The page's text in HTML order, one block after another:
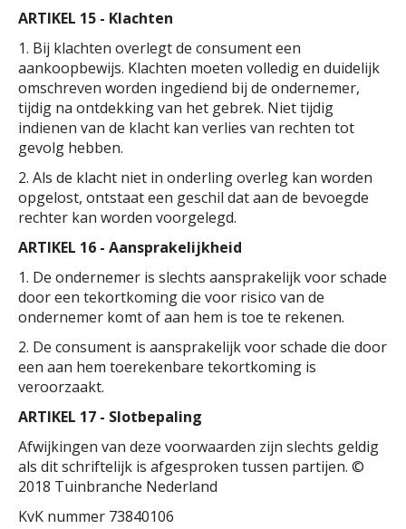
ARTIKEL 15 - Klachten
1. Bij klachten overlegt de consument een
aankoopbewijs. Klachten moeten volledig en duidelijk
omschreven worden ingediend bij de ondernemer,
tijdig na ontdekking van het gebrek. Niet tijdig
indienen van de klacht kan verlies van rechten tot
gevolg hebben.
2. Als de klacht niet in onderling overleg kan worden
opgelost, ontstaat een geschil dat aan de bevoegde
rechter kan worden voorgelegd.
ARTIKEL 16 - Aansprakelijkheid
1. De ondernemer is slechts aansprakelijk voor schade
door een tekortkoming die voor risico van de
ondernemer komt of aan hem is toe te rekenen.
2. De consument is aansprakelijk voor schade die door
een aan hem toerekenbare tekortkoming is
veroorzaakt.
ARTIKEL 17 - Slotbepaling
Afwijkingen van deze voorwaarden zijn slechts geldig
als dit schriftelijk is afgesproken tussen partijen. ©
2018 Tuinbranche Nederland
KvK nummer 73840106